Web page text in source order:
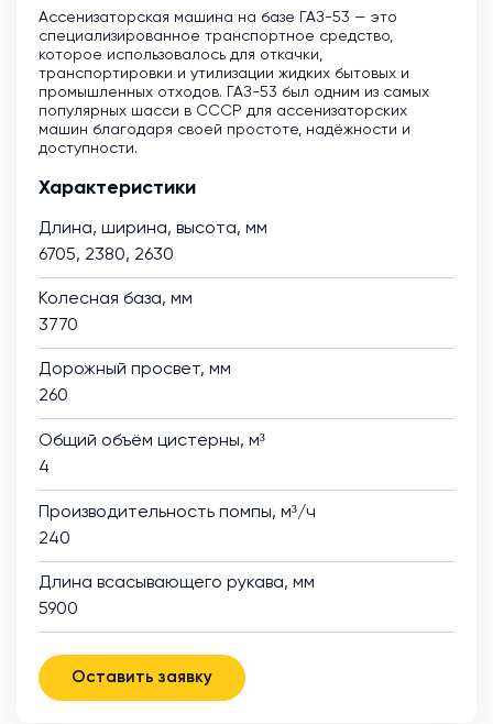
Ассенизаторская машина на базе ГАЗ-53 — это
специализированное транспортное средство,
которое использовалось для откачки,
транспортировки и утилизации жидких бытовых и
промышленных отходов. ГАЗ-53 был одним из самых
популярных шасси в СССР для ассенизаторских
машин благодаря своей простоте, надёжности и
доступности.
Характеристики
Длина, ширина, высота, мм
6705, 2380, 2630
Колесная база, мм
3770
Дорожный просвет, мм
260
Общий объём цистерны, м³
4
Производительность помпы, м³/ч
240
Длина всасывающего рукава, мм
5900
Оставить заявку